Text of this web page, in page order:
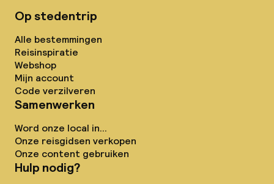
Op stedentrip
Alle bestemmingen
Reisinspiratie
Webshop
Mijn account
Code verzilveren
Samenwerken
Word onze local in...
Onze reisgidsen verkopen
Onze content gebruiken
Hulp nodig?